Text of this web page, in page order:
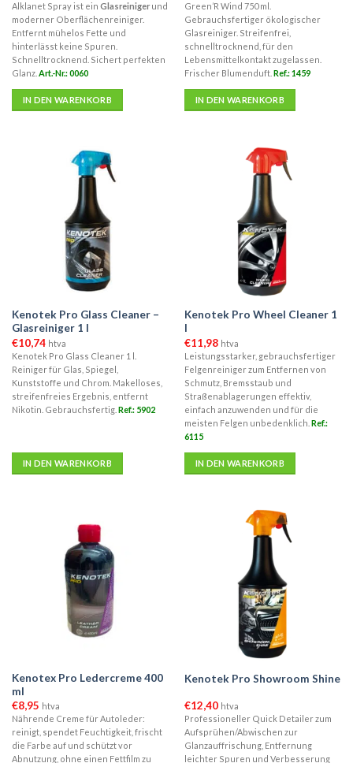
Alklanet Spray ist ein Glasreinigerund
moderner Oberflächenreiniger.
Entfernt mühelos Fette und
hinterlässt keine Spuren.
Schnelltrocknend. Sichert perfekten
Glanz. Art.-Nr.: 0060
IN DEN WARENKORB
Green’R Wind 750 ml.
Gebrauchsfertiger ökologischer
Glasreiniger. Streifenfrei,
schnelltrocknend, für den
Lebensmittelkontakt zugelassen.
Frischer Blumenduft. Ref.: 1459
IN DEN WARENKORB
Kenotek Pro Glass Cleaner –
Glasreiniger 1 l
€10,74 htva
Kenotek Pro Glass Cleaner 1 l.
Reiniger für Glas, Spiegel,
Kunststoffe und Chrom. Makelloses,
streifenfreies Ergebnis, entfernt
Nikotin. Gebrauchsfertig. Ref.: 5902
IN DEN WARENKORB
Kenotek Pro Wheel Cleaner 1
l
€11,98 htva
Leistungsstarker, gebrauchsfertiger
Felgenreiniger zum Entfernen von
Schmutz, Bremsstaub und
Straßenablagerungen effektiv,
einfach anzuwenden und für die
meisten Felgen unbedenklich. Ref.:
6115
IN DEN WARENKORB
Kenotex Pro Ledercreme 400
ml
€8,95 htva
Nährende Creme für Autoleder:
reinigt, spendet Feuchtigkeit, frischt
die Farbe auf und schützt vor
Abnutzung, ohne einen Fettfilm zu
Kenotek Pro Showroom Shine
€12,40 htva
Professioneller Quick Detailer zum
Aufsprühen/Abwischen zur
Glanzauffrischung, Entfernung
leichter Spuren und Verbesserung